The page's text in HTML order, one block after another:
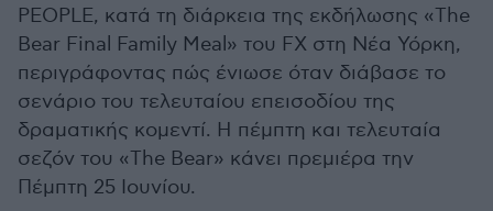
PEOPLE, κατά τη διάρκεια της εκδήλωσης «The
Bear Final Family Meal» του FX στη Νέα Υόρκη,
περιγράφοντας πώς ένιωσε όταν διάβασε το
σενάριο του τελευταίου επεισοδίου της
δραματικής κομεντί. Η πέμπτη και τελευταία
σεζόν του «The Bear» κάνει πρεμιέρα την
Πέμπτη 25 Ιουνίου.